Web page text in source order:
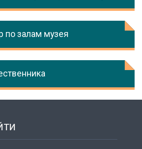
по залам музея